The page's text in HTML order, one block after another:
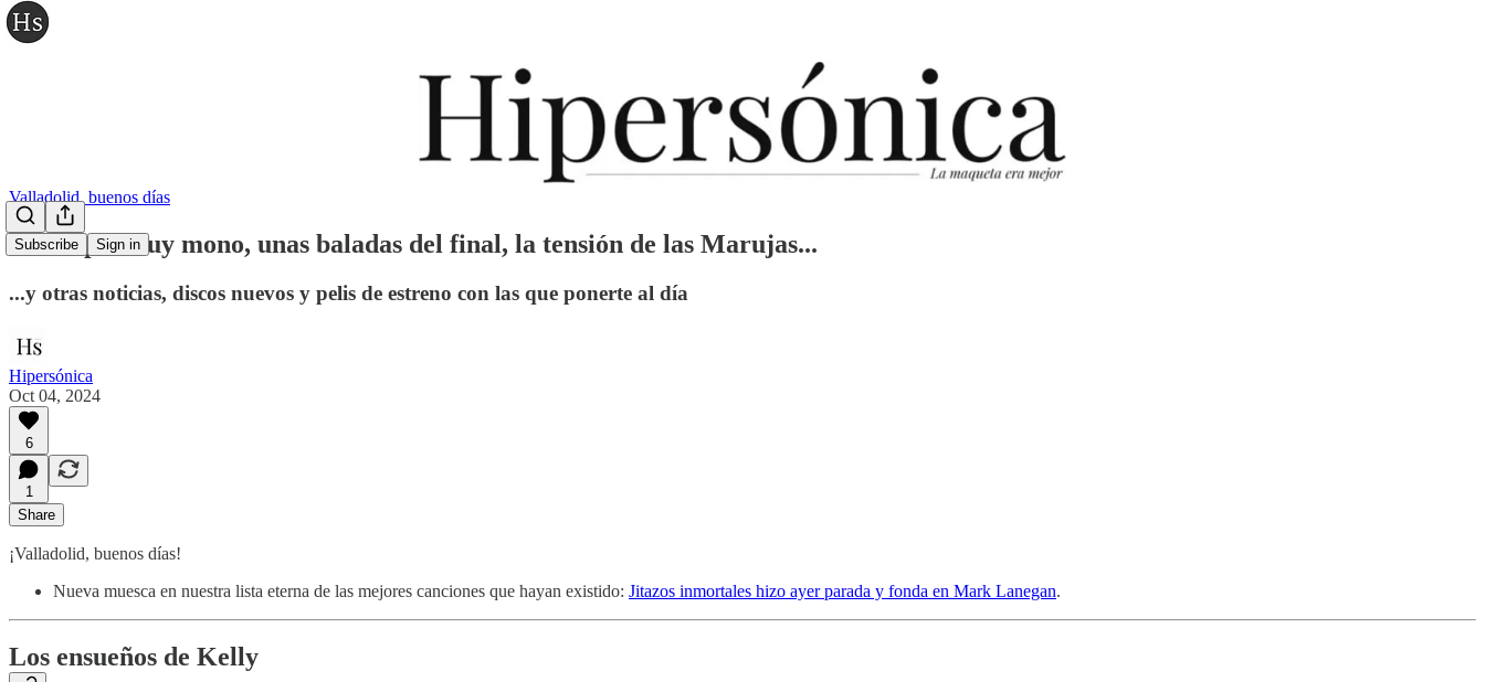
Subscribe Sign in
Valladolid, buenos días
Un biopic muy mono, unas baladas del final, la tensión de las Marujas...
...y otras noticias, discos nuevos y pelis de estreno con las que ponerte al día
Hipersónica
Oct 04, 2024
6
1
Share
¡Valladolid, buenos días!
Nueva muesca en nuestra lista eterna de las mejores canciones que hayan existido: Jitazos inmortales hizo ayer parada y fonda en Mark Lanegan.
Los ensueños de Kelly